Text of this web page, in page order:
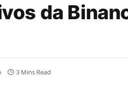
da
3 Mins Read